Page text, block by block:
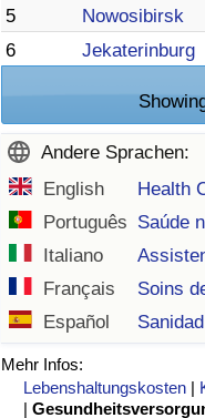
5
Nowosibirsk
6
Jekaterinburg
Andere Sprachen:
English
Health
Português Saúde
Italiano
Français
Soins
Español
Mehr Infos:
Lebenshaltungskosten |
|